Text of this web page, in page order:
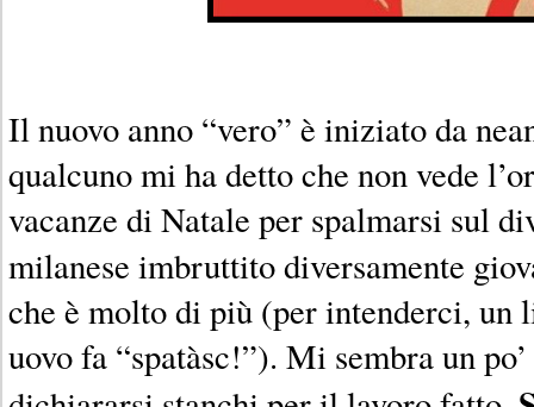
Il nuovo anno “vero” è iniziato da
qualcuno mi ha detto che non vede
vacanze di Natale per spalmarsi sul
milanese imbruttito diversamente
che è molto di più (per intenderci, un
uovo fa “spatàsc!”). Mi sembra un